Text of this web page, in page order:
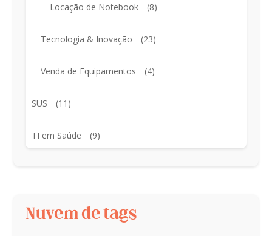
Locação de Notebook (8)
Tecnologia & Inovação (23)
Venda de Equipamentos (4)
SUS (11)
TI em Saúde (9)
Nuvem de tags